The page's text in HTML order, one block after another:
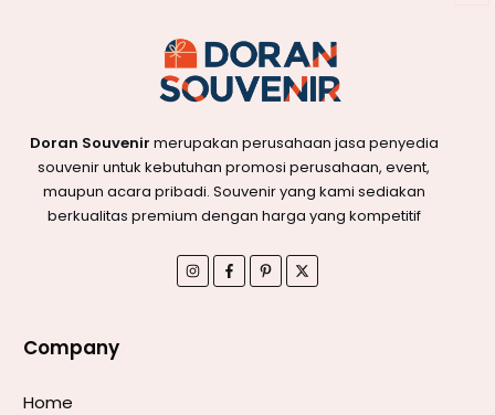
Doran Souvenir merupakan perusahaan jasa penyedia
souvenir untuk kebutuhan promosi perusahaan, event,
maupun acara pribadi. Souvenir yang kami sediakan
berkualitas premium dengan harga yang kompetitif
Company
Home